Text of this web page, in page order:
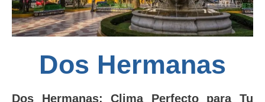
Dos Hermanas
Dos Hermanas: Clima Perfecto para Tu